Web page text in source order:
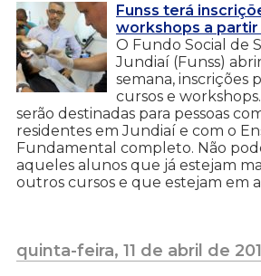
Funss terá
workshops a partir
O Fundo Social de
Jundiaí (Funss)
semana, inscrições
cursos e
serão destinadas para pessoas
residentes em Jundiaí e com o
Fundamental completo. Não
aqueles alunos que já estejam
outros cursos e que estejam em
quinta-feira, 11 de abril de